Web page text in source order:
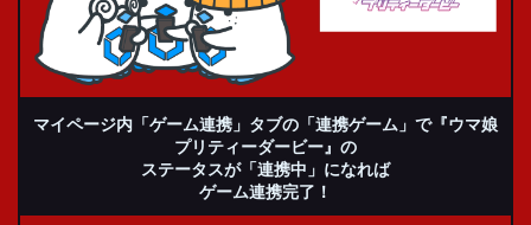
マイページ内 「ゲーム連携」タブの 「連携ゲーム」で『ウマ娘
プリティーダービー』の
ステータスが「連携中」になれば
ゲーム連携完了！